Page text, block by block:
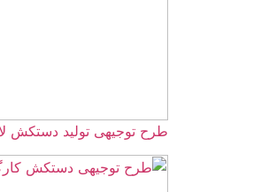
طرح توجیهی تولید دستکش لاتکس ☀️(+هزینه) 1405